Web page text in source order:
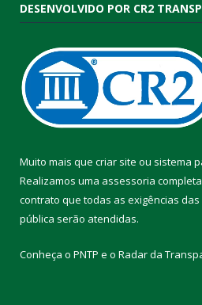
DESENVOLVIDO POR CR2
Muito mais que criar site ou sistema
Realizamos uma assessoria
contrato que todas as exigências das
pública serão atendidas.
Conheça o PNTP e o Radar da